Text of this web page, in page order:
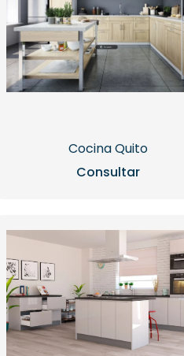
Cocina Quito
Consultar